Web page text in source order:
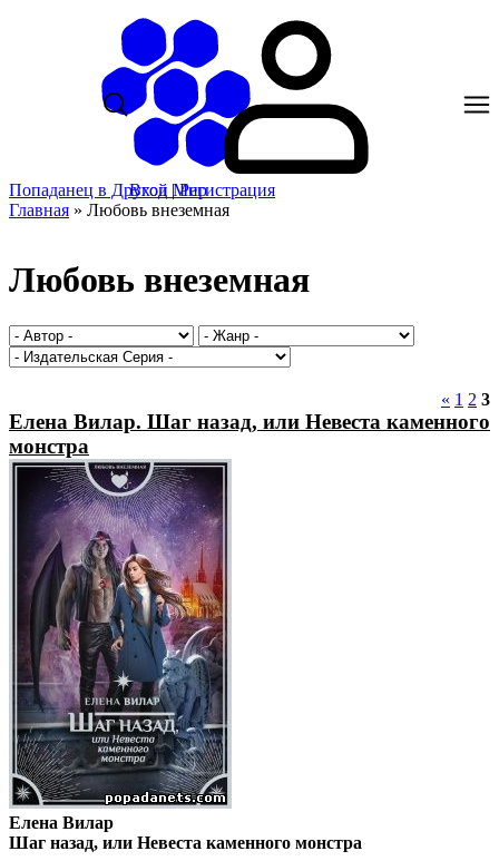
Попаданец в Другой Мир
Вход |Регистрация
Главная » Любовь внеземная
Любовь внеземная
« 1 2 3
Елена Вилар. Шаг назад, или Невеста каменного
монстра
Елена Вилар
Шаг назад, или Невеста каменного монстра